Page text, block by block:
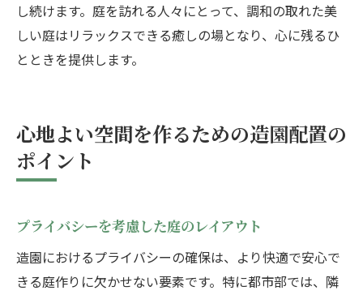
し続けます。庭を訪れる人々にとって、調和の取れた美
しい庭はリラックスできる癒しの場となり、心に残るひ
とときを提供します。
心地よい空間を作るための造園配置の
ポイント
プライバシーを考慮した庭のレイアウト
造園におけるプライバシーの確保は、より快適で安心で
きる庭作りに欠かせない要素です。特に都市部では、隣